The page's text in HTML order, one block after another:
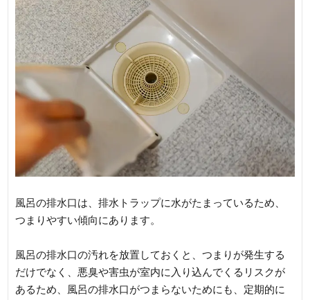
風呂の排水口は、排水トラップに水がたまっているため、
つまりやすい傾向にあります。
風呂の排水口の汚れを放置しておくと、つまりが発生する
だけでなく、悪臭や害虫が室内に入り込んでくるリスクが
あるため、風呂の排水口がつまらないためにも、定期的に